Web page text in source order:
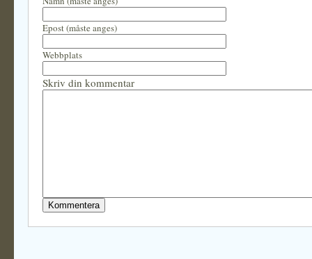
Epost (måste anges)
Webbplats
Skriv din kommentar